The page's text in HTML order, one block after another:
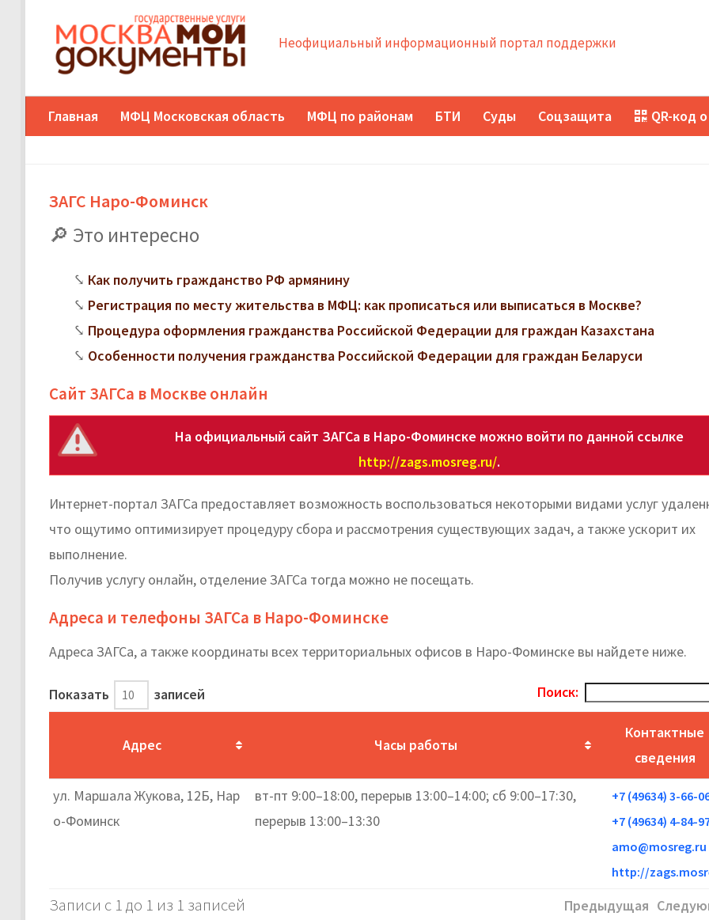
Неофициальный информационный портал поддержки
Главная МФЦ Московская область МФЦ по районам БТИ Суды Соцзащита QR-код
ЗАГС Наро-Фоминск
Это интересно
Как получить гражданство РФ армянину
Регистрация по месту жительства в МФЦ: как прописаться или выписаться в Москве?
Процедура оформления гражданства Российской Федерации для граждан Казахстана
Особенности получения гражданства Российской Федерации для граждан Беларуси
Сайт ЗАГСа в Москве онлайн
На официальный сайт ЗАГСа в Наро-Фоминске можно войти по данной ссылке
http://zags.mosreg.ru/.
Интернет-портал ЗАГСа предоставляет возможность воспользоваться некоторыми видами услуг
что ощутимо оптимизирует процедуру сбора и рассмотрения существующих задач, а также ускорит их
выполнение.
Получив услугу онлайн, отделение ЗАГСа тогда можно не посещать.
Адреса и телефоны ЗАГСа в Наро-Фоминске
Адреса ЗАГСа, а также координаты всех территориальных офисов в Наро-Фоминске вы найдете ниже.
Показать записей Поиск:
Адрес Часы работы
Контактные
сведения
ул. Маршала Жукова, 12Б, Нар
о-Фоминск
вт-пт 9:00–18:00, перерыв 13:00–14:00; сб 9:00–17:30,
перерыв 13:00–13:30
+7 (49634) 3-66-
+7 (49634) 4-84-
amo@mosreg.ru
http://
Записи с 1 до 1 из 1 записей Предыдущая